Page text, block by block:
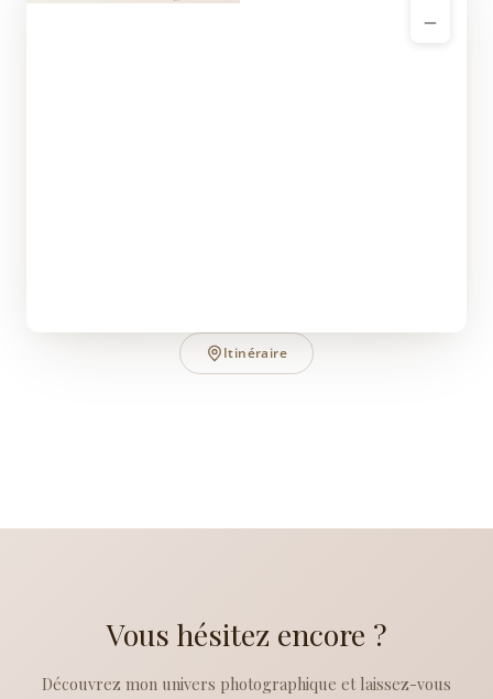
Itinéraire
Vous hésitez encore ?
Découvrez mon univers photographique et laissez-vous